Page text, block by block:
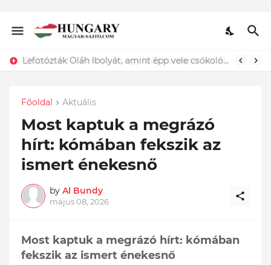
Lefotózták Oláh Ibolyát, amint épp vele csókolózik - EZT nem hiszed el, kinek a karjában kötött ki...ÍME
Főoldal Aktuális
Most kaptuk a megrázó
hírt: kómában fekszik az
ismert énekesnő
by Al Bundy
május 08, 2026
Most kaptuk a megrázó hírt: kómában
fekszik az ismert énekesnő